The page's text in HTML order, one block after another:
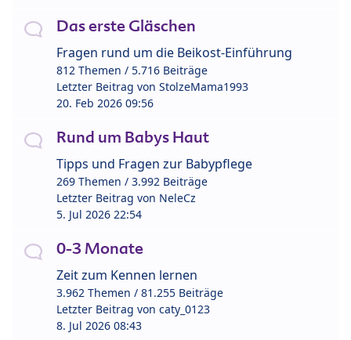
Das erste Gläschen
Fragen rund um die Beikost-Einführung
812 Themen / 5.716 Beiträge
Letzter Beitrag von StolzeMama1993
20. Feb 2026 09:56
Rund um Babys Haut
Tipps und Fragen zur Babypflege
269 Themen / 3.992 Beiträge
Letzter Beitrag von NeleCz
5. Jul 2026 22:54
0-3 Monate
Zeit zum Kennen lernen
3.962 Themen / 81.255 Beiträge
Letzter Beitrag von caty_0123
8. Jul 2026 08:43